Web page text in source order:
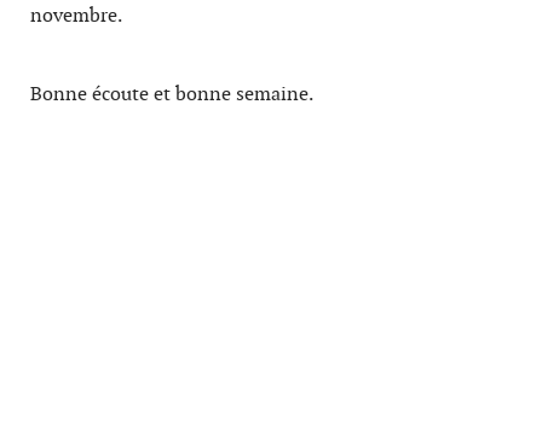
novembre.
Bonne écoute et bonne semaine.